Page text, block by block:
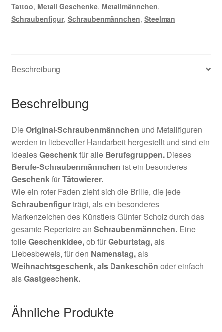
Tattoo, Metall Geschenke, Metallmännchen,
Schraubenfigur, Schraubenmännchen, Steelman
Beschreibung
Beschreibung
DieOriginal-Schraubenmännchen und Metallfiguren
werden in liebevoller Handarbeit hergestellt und sind ein
idealesGeschenkfür alle Berufsgruppen.Dieses
Berufe-Schraubenmännchen ist ein besonderes
GeschenkfürTätowierer.
Wie ein roter Faden zieht sich die Brille, die jede
Schraubenfigurträgt, als ein besonderes
Markenzeichen des Künstlers Günter Scholz durch das
gesamte Repertoire an Schraubenmännchen.Eine
tolleGeschenkidee,ob fürGeburtstag,als
Liebesbeweis, für den Namenstag,als
Weihnachtsgeschenk,als Dankeschön oder einfach
alsGastgeschenk.
Ähnliche Produkte